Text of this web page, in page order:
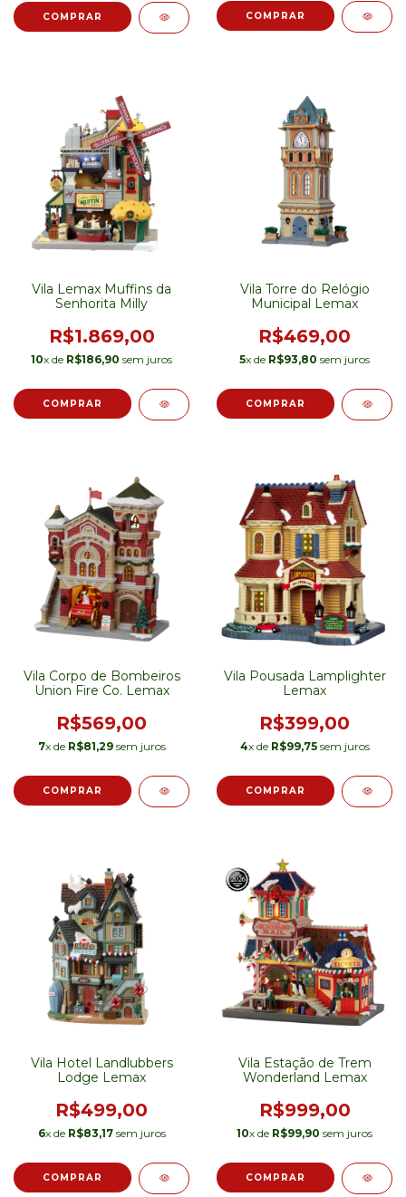
Vila Lemax Muffins da
Senhorita Milly
R$1.869,00
10x de R$186,90 sem juros
Vila Torre do Relógio
Municipal Lemax
R$469,00
5x de R$93,80 sem juros
Vila Corpo de Bombeiros
Union Fire Co. Lemax
R$569,00
7x de R$81,29sem juros
Vila Pousada Lamplighter
Lemax
R$399,00
4x de R$99,75sem juros
Vila Hotel Landlubbers
Lodge Lemax
R$499,00
6x de R$83,17sem juros
Vila Estação de Trem
Wonderland Lemax
R$999,00
10x de R$99,90 sem juros